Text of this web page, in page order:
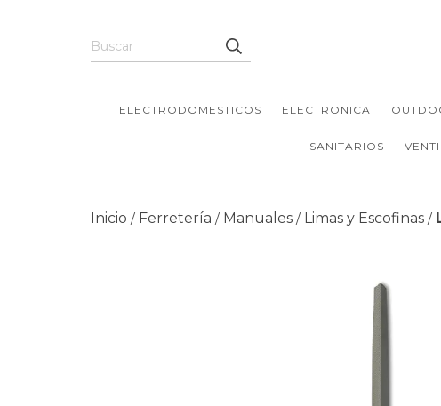
ELECTRODOMESTICOS ELECTRONICA
SANITARIOS
Inicio / Ferretería / Manuales / Limas y Escofinas /